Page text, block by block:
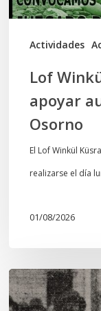
Actividades
Juzgado
Lof
apoyar
Osorno
El Lof Winkül
realizarse el día
01/08/2026
Chawrakawin:
Palimpsesto